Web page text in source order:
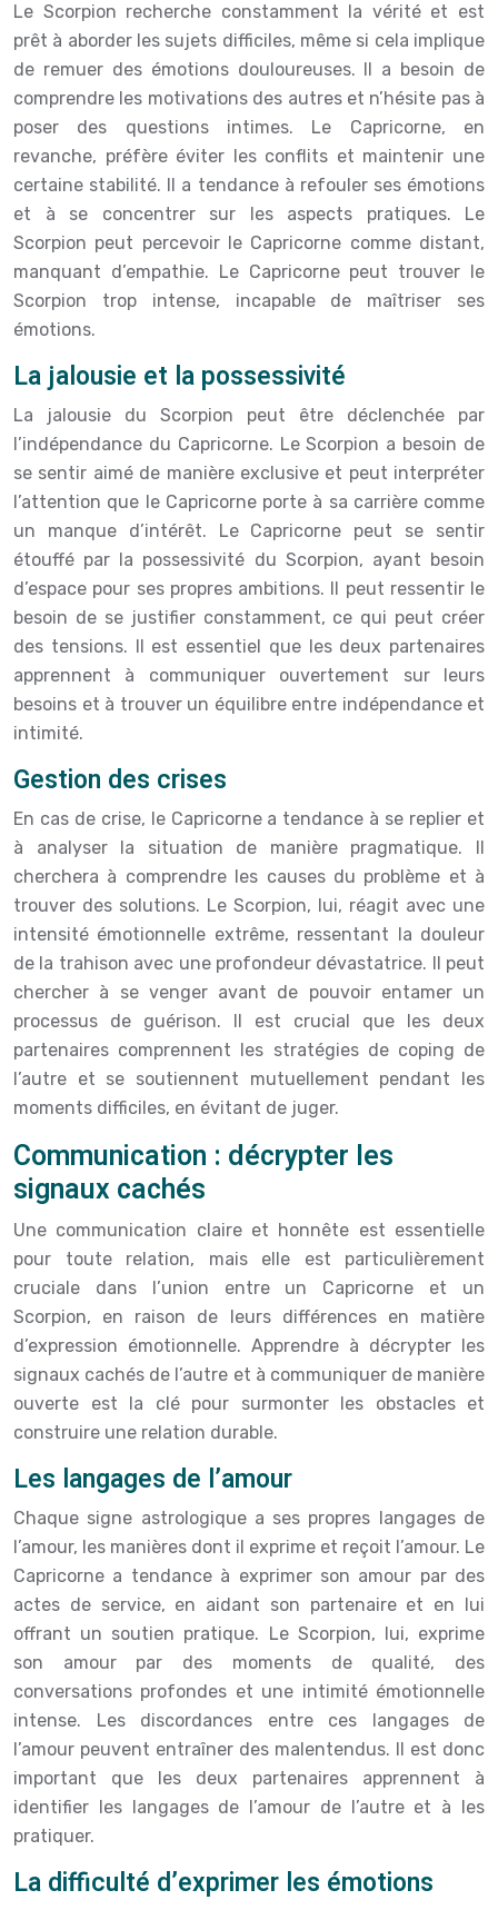
Le Scorpion recherche constamment la vérité et est
prêt à aborder les sujets difficiles, même si cela implique
de remuer des émotions douloureuses. Il a besoin de
comprendre les motivations des autres et n’hésite pas à
poser des questions intimes. Le Capricorne, en
revanche, préfère éviter les conflits et maintenir une
certaine stabilité. Il a tendance à refouler ses émotions
et à se concentrer sur les aspects pratiques. Le
Scorpion peut percevoir le Capricorne comme distant,
manquant d’empathie. Le Capricorne peut trouver le
Scorpion trop intense, incapable de maîtriser ses
émotions.
La jalousie et la possessivité
La jalousie du Scorpion peut être déclenchée par
l’indépendance du Capricorne. Le Scorpion a besoin de
se sentir aimé de manière exclusive et peut interpréter
l’attention que le Capricorne porte à sa carrière comme
un manque d’intérêt. Le Capricorne peut se sentir
étouffé par la possessivité du Scorpion, ayant besoin
d’espace pour ses propres ambitions. Il peut ressentir le
besoin de se justifier constamment, ce qui peut créer
des tensions. Il est essentiel que les deux partenaires
apprennent à communiquer ouvertement sur leurs
besoins et à trouver un équilibre entre indépendance et
intimité.
Gestion des crises
En cas de crise, le Capricorne a tendance à se replier et
à analyser la situation de manière pragmatique. Il
cherchera à comprendre les causes du problème et à
trouver des solutions. Le Scorpion, lui, réagit avec une
intensité émotionnelle extrême, ressentant la douleur
de la trahison avec une profondeur dévastatrice. Il peut
chercher à se venger avant de pouvoir entamer un
processus de guérison. Il est crucial que les deux
partenaires comprennent les stratégies de coping de
l’autre et se soutiennent mutuellement pendant les
moments difficiles, en évitant de juger.
Communication : décrypter les
signaux cachés
Une communication claire et honnête est essentielle
pour toute relation, mais elle est particulièrement
cruciale dans l’union entre un Capricorne et un
Scorpion, en raison de leurs différences en matière
d’expression émotionnelle. Apprendre à décrypter les
signaux cachés de l’autre et à communiquer de manière
ouverte est la clé pour surmonter les obstacles et
construire une relation durable.
Les langages de l’amour
Chaque signe astrologique a ses propres langages de
l’amour, les manières dont il exprime et reçoit l’amour. Le
Capricorne a tendance à exprimer son amour par des
actes de service, en aidant son partenaire et en lui
offrant un soutien pratique. Le Scorpion, lui, exprime
son amour par des moments de qualité, des
conversations profondes et une intimité émotionnelle
intense. Les discordances entre ces langages de
l’amour peuvent entraîner des malentendus. Il est donc
important que les deux partenaires apprennent à
identifier les langages de l’amour de l’autre et à les
pratiquer.
La difficulté d’exprimer les émotions